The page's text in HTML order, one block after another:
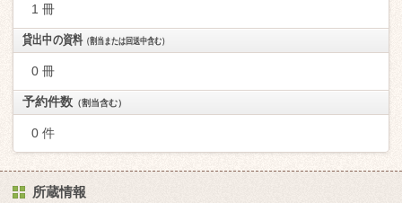
1 冊
貸出中の資料（割当または回送中含む）
0 冊
予約件数 （割当含む）
0 件
所蔵情報